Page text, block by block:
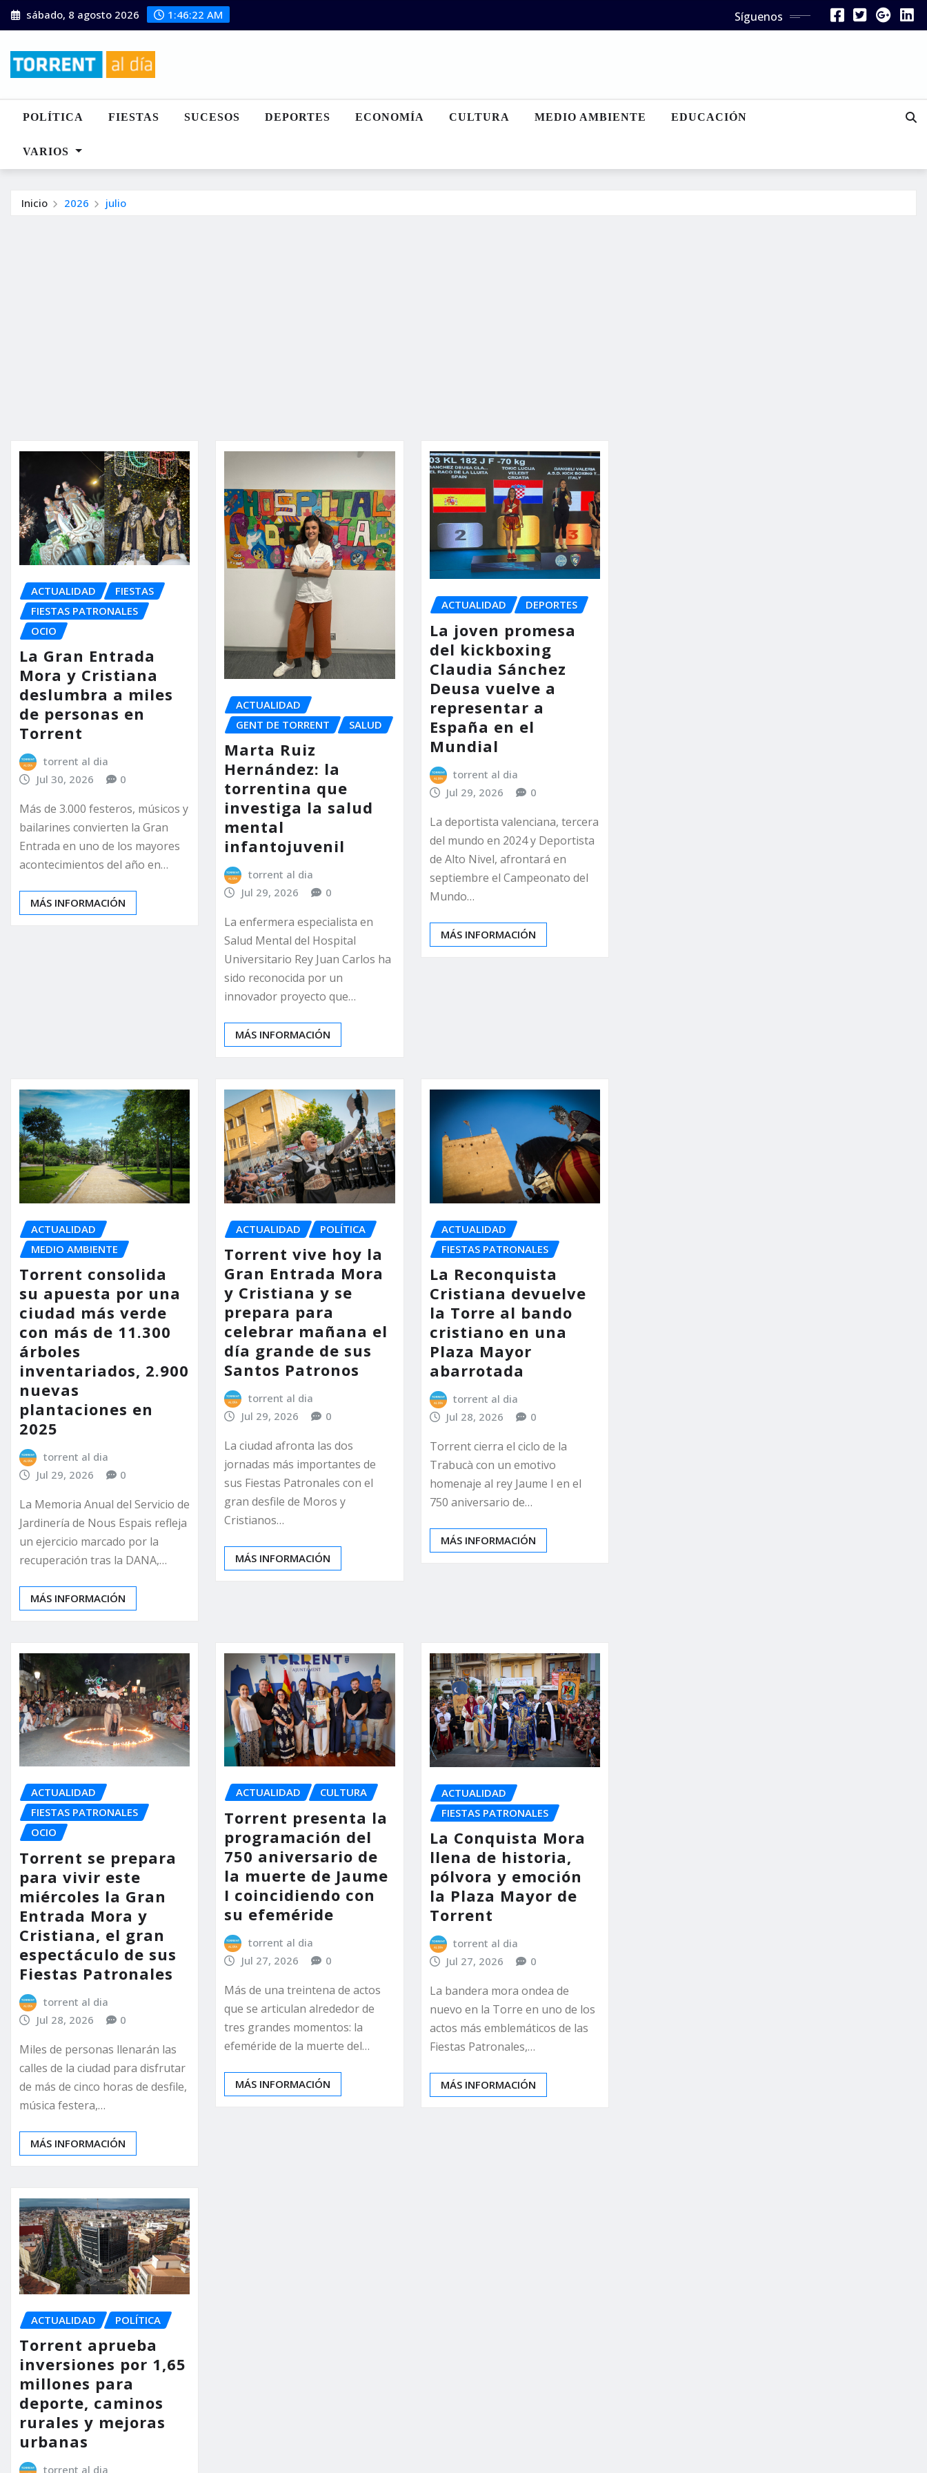
Saltar
al
sábado, 8 agosto 2026 1:46:23 AM Síguenos
POLÍTICA FIESTAS SUCESOS DEPORTES ECONOMÍA CULTURA MEDIO AMBIENTE EDUCACIÓN
VARIOS
Inicio 2026 julio
ACTUALIDAD
FIESTAS
FIESTAS PATRONALES
OCIO
La Gran Entrada
Mora y Cristiana
deslumbra a miles
de personas en
Torrent
torrent al dia
Jul 30, 2026
0
Más de 3.000 festeros, músicos y
bailarines convierten la Gran
Entrada en uno de los mayores
acontecimientos del año en…
MÁS INFORMACIÓN
ACTUALIDAD
GENT DE TORRENT
SALUD
Marta Ruiz
Hernández: la
torrentina que
investiga la salud
mental
infantojuvenil
torrent al dia
Jul 29, 2026
0
La enfermera especialista en
Salud Mental del Hospital
Universitario Rey Juan Carlos ha
sido reconocida por un
innovador proyecto que…
MÁS INFORMACIÓN
ACTUALIDAD DEPORTES
La joven promesa
del kickboxing
Claudia Sánchez
Deusa vuelve a
representar a
España en el
Mundial
torrent al dia
Jul 29, 2026
0
La deportista valenciana, tercera
del mundo en 2024 y Deportista
de Alto Nivel, afrontará en
septiembre el Campeonato del
Mundo…
MÁS INFORMACIÓN
ACTUALIDAD
MEDIO AMBIENTE
Torrent consolida
su apuesta por una
ciudad más verde
con más de 11.300
árboles
inventariados, 2.900
nuevas
plantaciones en
2025
torrent al dia
Jul 29, 2026
0
La Memoria Anual del Servicio de
Jardinería de Nous Espais refleja
un ejercicio marcado por la
recuperación tras la DANA,…
MÁS INFORMACIÓN
ACTUALIDAD POLÍTICA
Torrent vive hoy la
Gran Entrada Mora
y Cristiana y se
prepara para
celebrar mañana el
día grande de sus
Santos Patronos
torrent al dia
Jul 29, 2026
0
La ciudad afronta las dos
jornadas más importantes de
sus Fiestas Patronales con el
gran desfile de Moros y
Cristianos…
MÁS INFORMACIÓN
ACTUALIDAD
FIESTAS PATRONALES
La Reconquista
Cristiana devuelve
la Torre al bando
cristiano en una
Plaza Mayor
abarrotada
torrent al dia
Jul 28, 2026
0
Torrent cierra el ciclo de la
Trabucà con un emotivo
homenaje al rey Jaume I en el
750 aniversario de…
MÁS INFORMACIÓN
ACTUALIDAD
FIESTAS PATRONALES
OCIO
Torrent se prepara
para vivir este
miércoles la Gran
Entrada Mora y
Cristiana, el gran
espectáculo de sus
Fiestas Patronales
torrent al dia
Jul 28, 2026
0
Miles de personas llenarán las
calles de la ciudad para disfrutar
de más de cinco horas de desfile,
música festera,…
MÁS INFORMACIÓN
ACTUALIDAD CULTURA
Torrent presenta la
programación del
750 aniversario de
la muerte de Jaume
I coincidiendo con
su efeméride
torrent al dia
Jul 27, 2026
0
Más de una treintena de actos
que se articulan alrededor de
tres grandes momentos: la
efeméride de la muerte del…
MÁS INFORMACIÓN
ACTUALIDAD
FIESTAS PATRONALES
La Conquista Mora
llena de historia,
pólvora y emoción
la Plaza Mayor de
Torrent
torrent al dia
Jul 27, 2026
0
La bandera mora ondea de
nuevo en la Torre en uno de los
actos más emblemáticos de las
Fiestas Patronales,…
MÁS INFORMACIÓN
ACTUALIDAD POLÍTICA
Torrent aprueba
inversiones por 1,65
millones para
deporte, caminos
rurales y mejoras
urbanas
torrent al dia